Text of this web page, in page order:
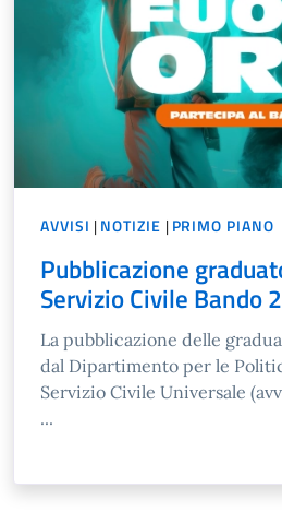
AVVISI |NOTIZIE |PRIMO PIANO
Pubblicazione
Servizio Civile Bando
La pubblicazione delle
dal Dipartimento per le
Servizio Civile Universale
...